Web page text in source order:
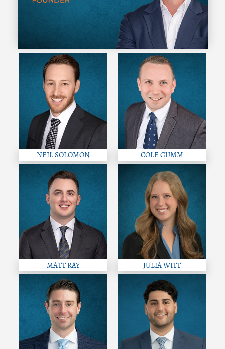
NEIL SOLOMON COLE GUMM
MATT RAY JULIA WITT